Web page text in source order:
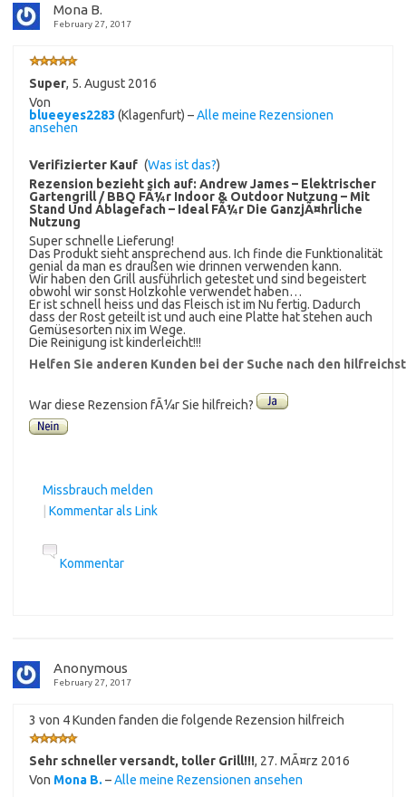
Mona B.
February 27, 2017
Super, 5. August 2016
Von
blueeyes2283 (Klagenfurt) –Alle meine Rezensionen
ansehen
Verifizierter Kauf (Was ist das?)
Rezension bezieht sich auf: Andrew James – Elektrischer
Gartengrill / BBQ FÃ¼r Indoor & Outdoor Nutzung – Mit
Stand Und Ablagefach – Ideal FÃ¼r Die GanzjÃ¤hrliche
Nutzung
Super schnelle Lieferung!
Das Produkt sieht ansprechend aus. Ich finde die Funktionalität
genial da man es draußen wie drinnen verwenden kann.
Wir haben den Grill ausführlich getestet und sind begeistert
obwohl wir sonst Holzkohle verwendet haben…
Er ist schnell heiss und das Fleisch ist im Nu fertig. Dadurch
dass der Rost geteilt ist und auch eine Platte hat stehen auch
Gemüsesorten nix im Wege.
Die Reinigung ist kinderleicht!!!
Helfen Sie anderen Kunden bei der Suche nach den
War diese Rezension fÃ¼r Sie hilfreich?
Missbrauch melden
Kommentar als Link
Kommentar
Anonymous
February 27, 2017
3 von 4 Kunden fanden die folgende Rezension hilfreich
Sehr schneller versandt, toller Grill!!!, 27. MÃ¤rz 2016
Von Mona B. –Alle meine Rezensionen ansehen